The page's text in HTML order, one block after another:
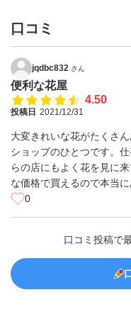
口コミ
jqdbc832 さん
便利な花屋
4.50
投稿日 2021/12/31
大変きれいな花がたくさ
ショップのひとつです。
らの店にもよく花を見に
な価格で買えるので本当に
0
口コミ投稿で